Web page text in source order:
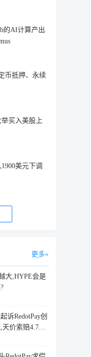
的AI计算产出
币抵押、永续
买入美股上
美元下调
更多
大,HYPE会是
诉RedotPay创
价索赔4.728